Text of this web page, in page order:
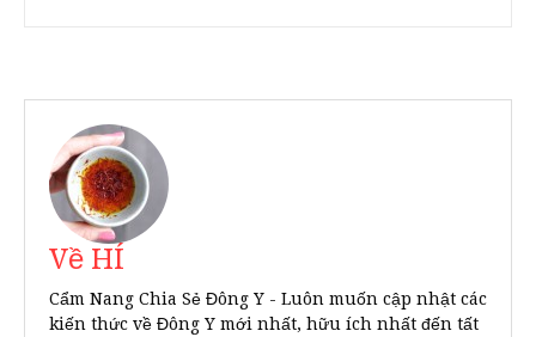
Về HÍ
Cẩm Nang Chia Sẻ Đông Y - Luôn muốn cập nhật các
kiến thức về Đông Y mới nhất, hữu ích nhất đến tất